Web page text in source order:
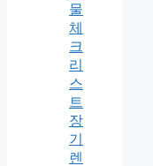
물
체
크
리
스
트
장
기
렌